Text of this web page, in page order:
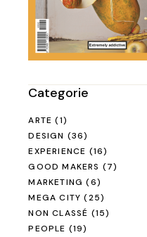
Categorie
ARTE (1)
DESIGN (36)
EXPERIENCE (16)
GOOD MAKERS (7)
MARKETING (6)
MEGA CITY (25)
NON CLASSÉ (15)
PEOPLE (19)